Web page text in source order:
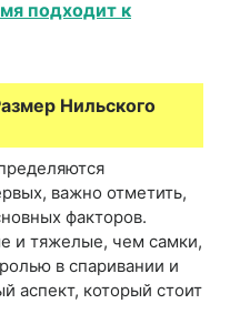
подходит к
Нильского
важно отметить,
факторов.
и тяжелые, чем самки,
в спаривании и
аспект, который стоит